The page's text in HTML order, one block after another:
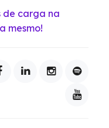
de carga na
mesmo!